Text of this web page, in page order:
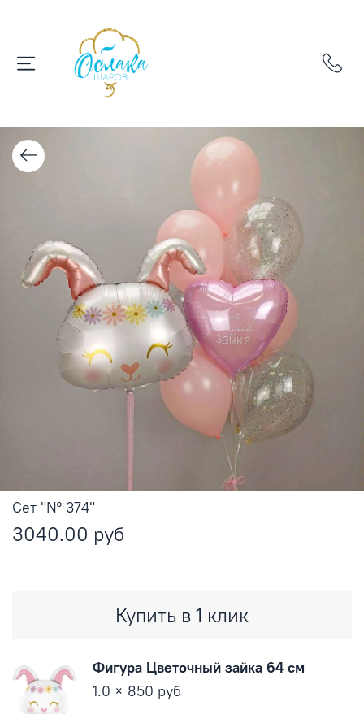
Сет "№ 374"
3040.00 руб
Купить в 1 клик
Фигура Цветочный зайка 64 см
1.0 × 850 руб